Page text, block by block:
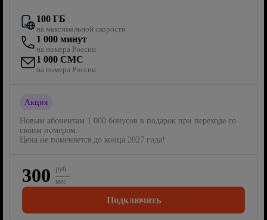
100 ГБ
на максимальной скорости
1 000 минут
на номера России
1 000 СМС
на номера России
Акция
Новым абонентам 1 000 бонусов в подарок при переходе со
своим номером.
Цена не поменяется до конца 2027 года!
300
руб
мес
Подключить